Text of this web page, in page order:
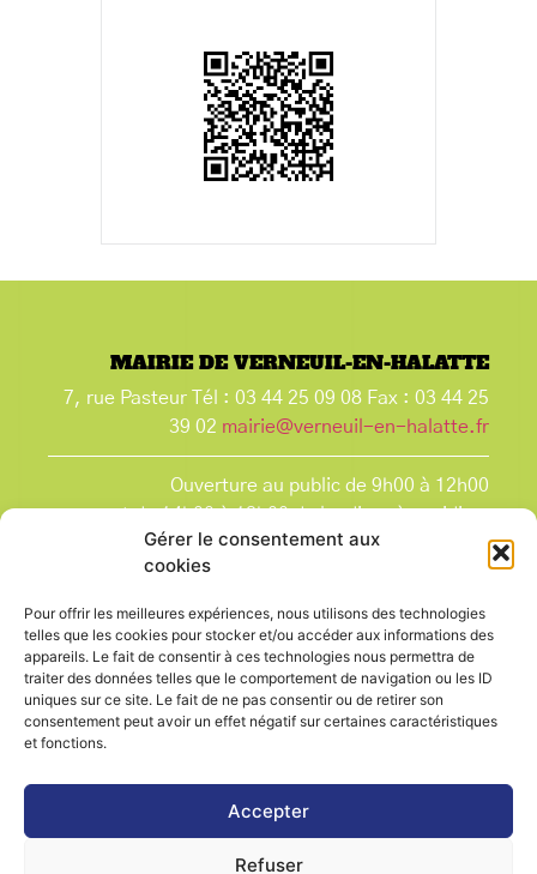
Gérer le consentement aux
cookies
Pour offrir les meilleures expériences, nous utilisons des technologies
telles que les cookies pour stocker et/ou accéder aux informations des
appareils. Le fait de consentir à ces technologies nous permettra de
traiter des données telles que le comportement de navigation ou les ID
uniques sur ce site. Le fait de ne pas consentir ou de retirer son
consentement peut avoir un effet négatif sur certaines caractéristiques
et fonctions.
Accepter
Refuser
MAIRIE DE VERNEUIL-EN-HALATTE
7, rue Pasteur Tél : 03 44 25 09 08 Fax : 03 44 25
39 02 mairie@verneuil-en-halatte.fr
Ouverture au public de 9h00 à 12h00
et de 14h00 à 18h00 du lundi après-midi au
vendredi,
et le samedi de 9h00 à 12h00.
que les jours fériés.